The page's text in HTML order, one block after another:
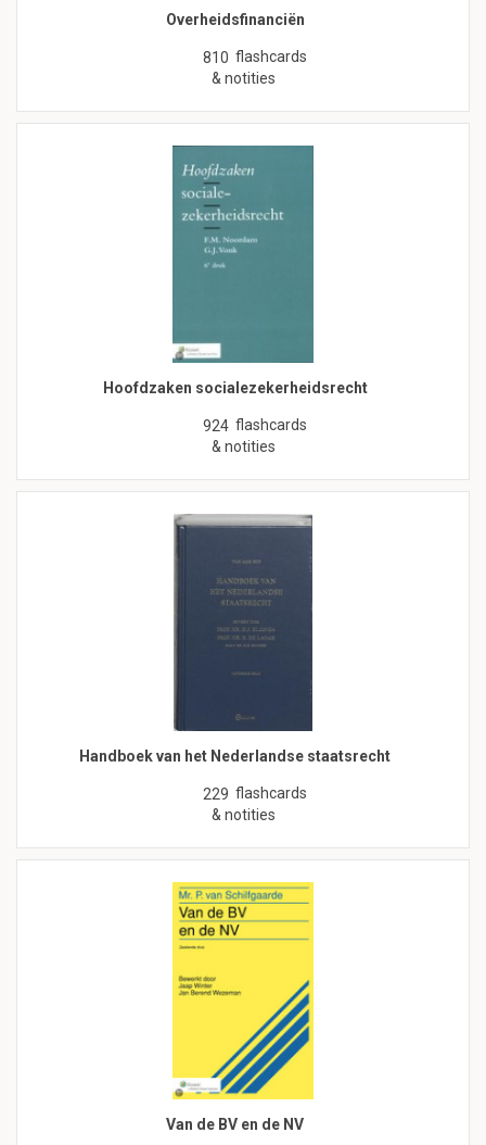
Overheidsfinanciën
810 flashcards
& notities
Hoofdzaken socialezekerheidsrecht
924 flashcards
& notities
Handboek van het Nederlandse staatsrecht
229 flashcards
& notities
Van de BV en de NV